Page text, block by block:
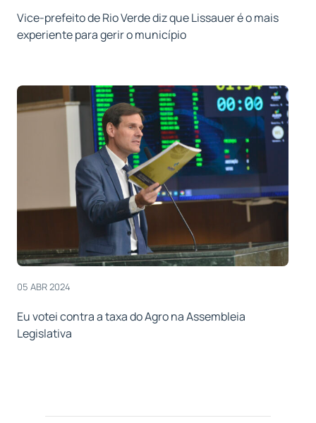
Vice-prefeito de Rio Verde diz que Lissauer é o mais
experiente para gerir o município
05 ABR 2024
Eu votei contra a taxa do Agro na Assembleia
Legislativa